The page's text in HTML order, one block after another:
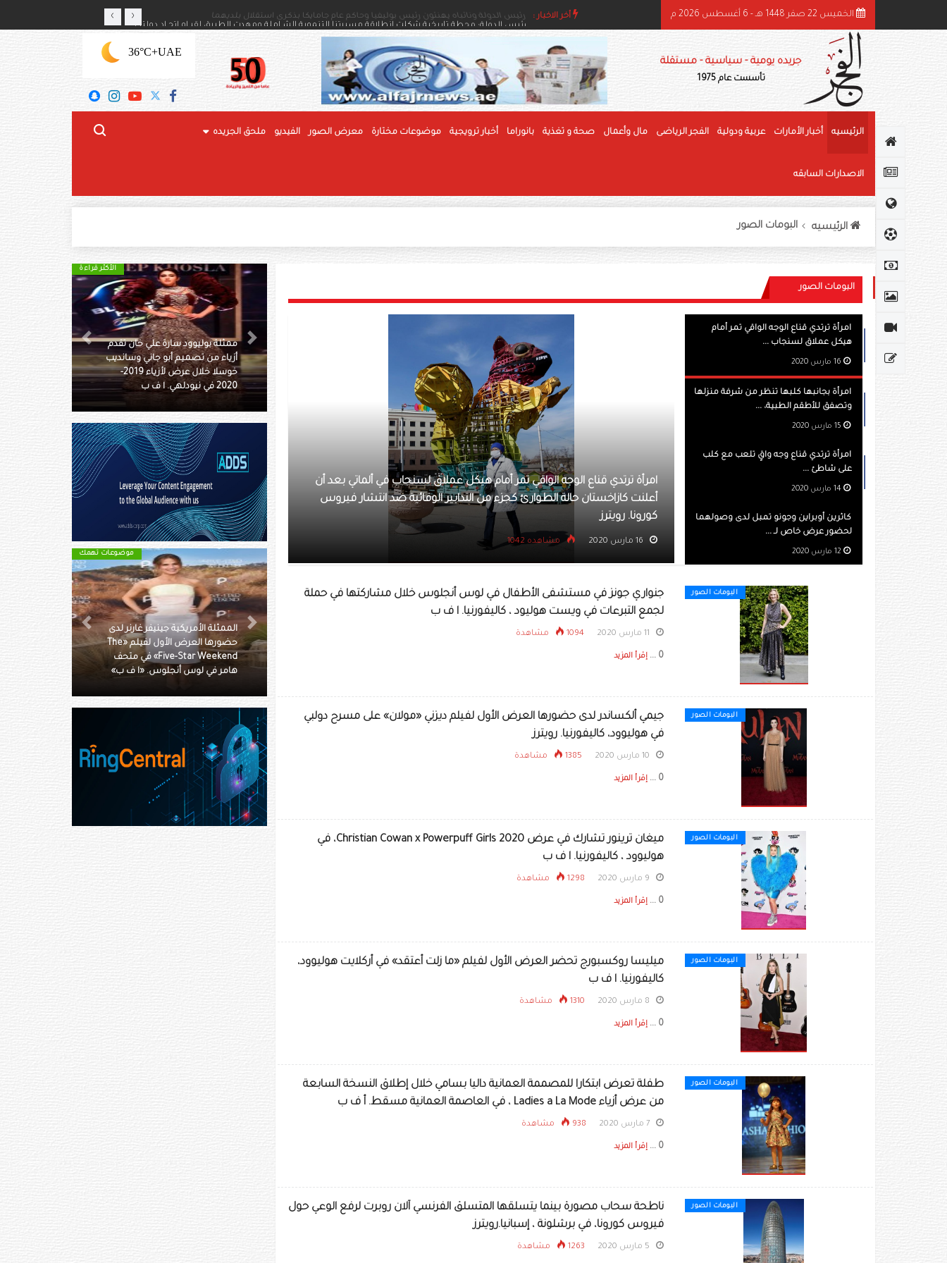
أخر الاخبار : رئيس الدولة ونائباه يهنئون رئيس بوليفيا وحاكم عام جامايكا بذكرى استقلال بلديهما بن راشد: الشيخ زايد قائد عظيم وحّد الصف وأرسى دعائم النهضة وغرس قيم العطاء والإنسانية ‹ › الخميس 22 صفر 1448 هـ - 6 أغسطس 2026 م
جريده يومية - سياسية - مستقلة
تأسست عام 1975
UAE
+36°C
الرئيسيه أخبار الأمارات عربية ودولية الفجر الرياضى مال وأعمال صحة و تغذية بانوراما أخبار ترويجية موضوعات مختارة معرض الصور الفيديو ملحق الجريده
الاصدارات السابقه
الرئيسيه البومات الصور
البومات الصور
امرأة ترتدي قناع الوجه الواقي تمر أمام
هيكل عملاق لسنجاب ...
امرأة بجانبها كلبها تنظر من شرفة منزلها
وتصفق للأطقم الطبية، ...
امرأة ترتدي قناع وجه واقٍ تلعب مع كلب
على شاطئ ...
كاثرين أوبراين وجونو تمبل لدى وصولهما
لحضور عرض خاص لـ ...
ترتدي قناع الوجه الواقي تمر أمام هيكل عملاق لسنجاب في ألماتي بعد أن
كازاخستان حالة الطوارئ كجزء من التدابير الوقائية ضد انتشار فيروس
امرأة بجانبها كلبها تنظر من شرفة منزلها وتصفق للأطقم الطبية، لرفع الروح
المعنوية أثناء أزمة فيروس كورونا، في ميلانو، إيطاليا. رويترز
15 مارس 2020
البومات الصور
جنواري جونز في مستشفى الأطفال في لوس أنجلوس خلال مشاركتها في حملة
لجمع التبرعات في ويست هوليود ، كاليفورنيا. ا ف ب
1094 مشاهدة
0 ... إقرأ المزيد
البومات الصور
جيمي ألكساندر لدى حضورها العرض الأول لفيلم ديزني «مولان» على مسرح دولبي
في هوليوود، كاليفورنيا. رويترز
1385 مشاهدة
0 ... إقرأ المزيد
البومات الصور
ميغان ترينور تشارك في عرض Christian Cowan x Powerpuff Girls 2020، في
هوليوود ، كاليفورنيا. ا ف ب
1298 مشاهدة
0 ... إقرأ المزيد
البومات الصور
ميليسا روكسبورج تحضر العرض الأول لفيلم «ما زلت أعتقد» في أركلايت هوليوود،
كاليفورنيا. ا ف ب
1310 مشاهدة
0 ... إقرأ المزيد
البومات الصور
طفلة تعرض ابتكارا للمصممة العمانية داليا بسامي خلال إطلاق النسخة السابعة
من عرض أزياء Ladies a La Mode ، في العاصمة العمانية مسقط. أ ف ب
938 مشاهدة
0 ... إقرأ المزيد
البومات الصور
ناطحة سحاب مصورة بينما يتسلقها المتسلق الفرنسي آلان روبرت لرفع الوعي حول
فيروس كورونا، في برشلونة ، إسبانيا.رويترز
1263 مشاهدة
الأكثر قراءة
ممثلة بوليوود سارة علي خان تقدم
أزياء من تصميم أبو جاني وسانديب
خوسلا خلال عرض لأزياء 2019-
قرويون وعمال غابات يتجمعون
حول جثة فيل بري بالقرب من غابة
بوندابارا في مقاطعة كامروب
بشمال شرق الهند. أ ف ب
Previous
Next
الممثلة الأمريكية جينيفر غارنر لدى
حضورها العرض الأول لفيلم «The
Five-Star Weekend» في متحف
هامر في لوس أنجلوس. «ا ف ب»
الممثلة الصينية فان بينغ بينغ لدى
حضورها عرض أزياء روبرت وون
للأزياء النسائية لخريف وشتاء
2026-2027 ضمن أسبوع الموضة
في باريس. «ا ف ب»
Previous
Next